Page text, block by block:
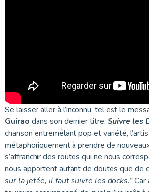
Se laisser aller à l’inconnu, tel est le
Guirao dans son dernier titre, Suivre les
chanson entremêlant pop et variété,
métaphoriquement à prendre de
s’affranchir des routes qui ne nous
nous apportent autant de doutes que de
sur la jetée, il faut suivre les docks.”Car